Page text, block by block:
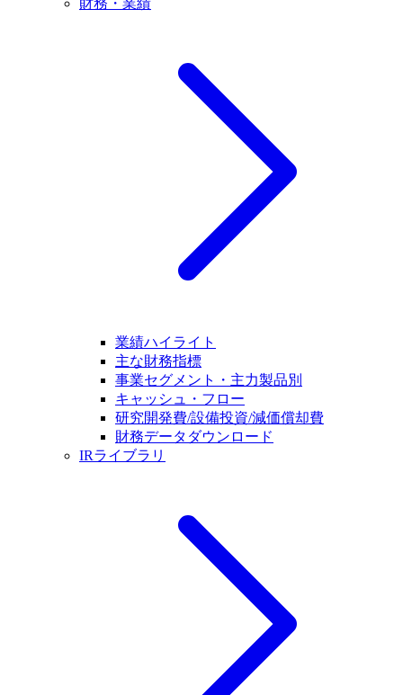
業績ハイライト
主な財務指標
事業セグメント・主力製品別
キャッシュ・フロー
研究開発費/設備投資/減価償却費
財務データダウンロード
IRライブラリ